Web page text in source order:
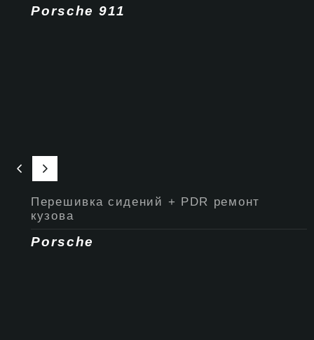
Porsche 911
Перешивка сидений + PDR ремонт
кузова
Porsche